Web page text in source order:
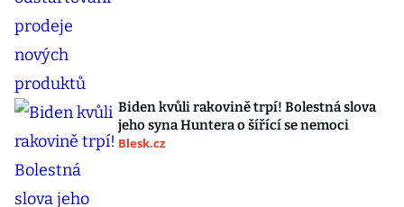
Biden kvůli rakovině trpí! Bolestná slova
jeho syna Huntera o šířící se nemoci
Blesk.cz